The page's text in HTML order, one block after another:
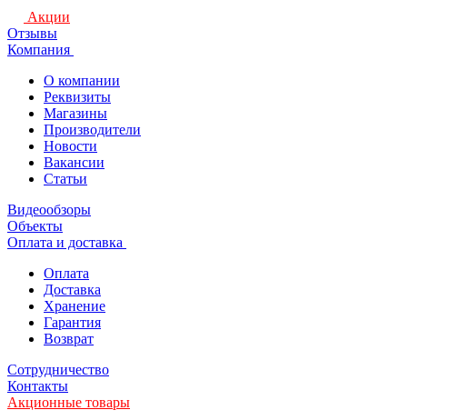
Акции
Отзывы
Компания
О компании
Реквизиты
Магазины
Производители
Новости
Вакансии
Статьи
Видеообзоры
Объекты
Оплата и доставка
Оплата
Доставка
Хранение
Гарантия
Возврат
Сотрудничество
Контакты
Акционные товары